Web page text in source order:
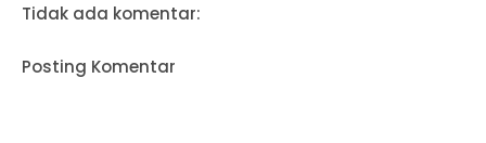
Tidak ada komentar:
Posting Komentar